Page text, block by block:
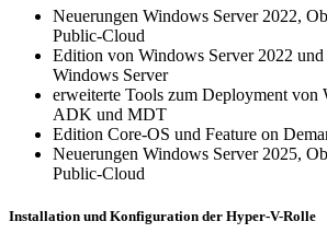
Neuerungen Windows Server 2022,
Public-Cloud
Edition von Windows Server 2022
Windows Server
erweiterte Tools zum Deployment von
ADK und MDT
Edition Core-OS und Feature on
Neuerungen Windows Server 2025,
Public-Cloud
Installation und Konfiguration der Hyper-V-Rolle